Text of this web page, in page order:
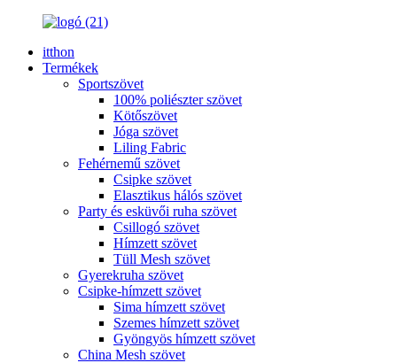
itthon
Termékek
Sportszövet
100% poliészter szövet
Kötőszövet
Jóga szövet
Liling Fabric
Fehérnemű szövet
Csipke szövet
Elasztikus hálós szövet
Party és esküvői ruha szövet
Csillogó szövet
Hímzett szövet
Tüll Mesh szövet
Gyerekruha szövet
Csipke-hímzett szövet
Sima hímzett szövet
Szemes hímzett szövet
Gyöngyös hímzett szövet
China Mesh szövet